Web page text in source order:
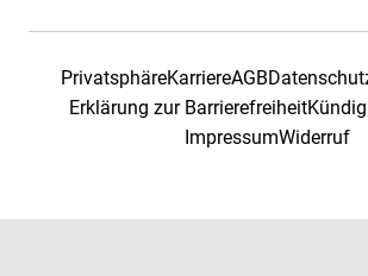
PrivatsphäreKarriereAGB
Erklärung zur Barrierefreiheit
ImpressumWiderruf